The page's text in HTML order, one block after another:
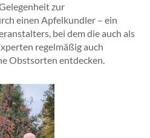
zur
einen Apfelkundler – ein
bei dem die auch als
regelmäßig auch
Obstsorten entdecken.